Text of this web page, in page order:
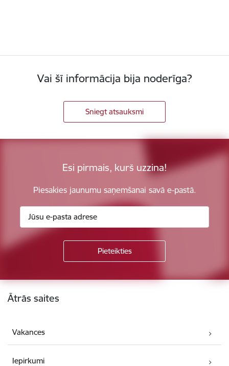
Vai šī informācija bija noderīga?
Sniegt atsauksmi
Esi pirmais, kurš uzzina!
Piesakies jaunumu saņemšanai savā e-pastā.
Kājene
Ātrās saites
Vakances
Iepirkumi